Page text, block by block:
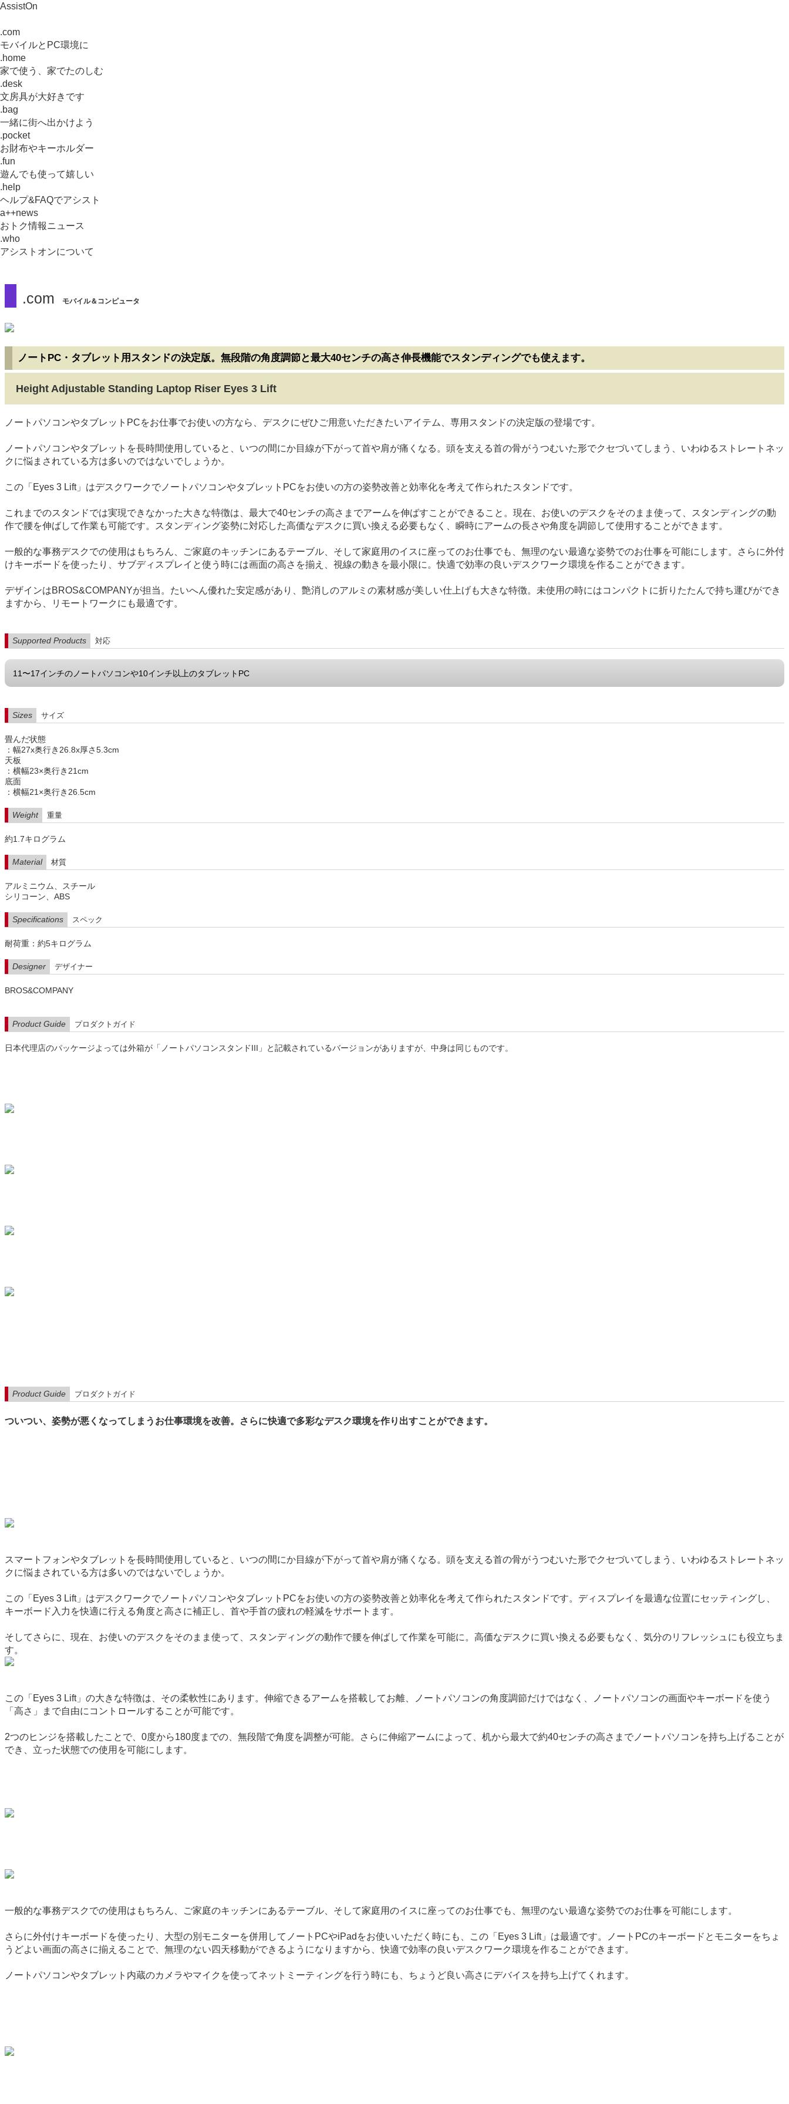
.com モバイル＆コンピュータ
ノートPC・タブレット用スタンドの決定版。無段階の角度調節と最大40センチの高さ伸長機能でスタンディングでも使えます。
Height Adjustable Standing Laptop Riser Eyes 3 Lift
ノートパソコンやタブレットPCをお仕事でお使いの方なら、デスクにぜひご用意いただきたいアイテム、専用スタンドの決定版の登場です。
ノートパソコンやタブレットを長時間使用していると、いつの間にか目線が下がって首や肩が痛くなる。頭を支える首の骨がうつむいた形でクセづいてしまう、いわゆるストレートネッ
クに悩まされている方は多いのではないでしょうか。
この「Eyes 3 Lift」はデスクワークでノートパソコンやタブレットPCをお使いの方の姿勢改善と効率化を考えて作られたスタンドです。
これまでのスタンドでは実現できなかった大きな特徴は、最大で40センチの高さまでアームを伸ばすことができること。現在、お使いのデスクをそのまま使って、スタンディングの動
作で腰を伸ばして作業も可能です。スタンディング姿勢に対応した高価なデスクに買い換える必要もなく、瞬時にアームの長さや角度を調節して使用することができます。
一般的な事務デスクでの使用はもちろん、ご家庭のキッチンにあるテーブル、そして家庭用のイスに座ってのお仕事でも、無理のない最適な姿勢でのお仕事を可能にします。さらに外付
けキーボードを使ったり、サブディスプレイと使う時には画面の高さを揃え、視線の動きを最小限に。快適で効率の良いデスクワーク環境を作ることができます。
デザインはBROS&COMPANYが担当。たいへん優れた安定感があり、艶消しのアルミの素材感が美しい仕上げも大きな特徴。未使用の時にはコンパクトに折りたたんで持ち運びができ
ますから、リモートワークにも最適です。
Supported Products 対応
11〜17インチのノートパソコンや10インチ以上のタブレットPC
Sizes サイズ
畳んだ状態
：幅27x奥行き26.8x厚さ5.3cm
天板
：横幅23×奥行き21cm
底面
：横幅21×奥行き26.5cm
Weight 重量
約1.7キログラム
Material 材質
アルミニウム、スチール
シリコーン、ABS
Specifications スペック
耐荷重：約5キログラム
Designer デザイナー
BROS&COMPANY
Product Guide プロダクトガイド
日本代理店のパッケージよっては外箱が「ノートパソコンスタンドIII」と記載されているバージョンがありますが、中身は同じものです。
Product Guide プロダクトガイド
ついつい、姿勢が悪くなってしまうお仕事環境を改善。さらに快適で多彩なデスク環境を作り出すことができます。
スマートフォンやタブレットを長時間使用していると、いつの間にか目線が下がって首や肩が痛くなる。頭を支える首の骨がうつむいた形でクセづいてしまう、いわゆるストレートネッ
クに悩まされている方は多いのではないでしょうか。
この「Eyes 3 Lift」はデスクワークでノートパソコンやタブレットPCをお使いの方の姿勢改善と効率化を考えて作られたスタンドです。ディスプレイを最適な位置にセッティングし、
キーボード入力を快適に行える角度と高さに補正し、首や手首の疲れの軽減をサポートます。
そしてさらに、現在、お使いのデスクをそのまま使って、スタンディングの動作で腰を伸ばして作業を可能に。高価なデスクに買い換える必要もなく、気分のリフレッシュにも役立ちま
す。
この「Eyes 3 Lift」の大きな特徴は、その柔軟性にあります。伸縮できるアームを搭載してお離、ノートパソコンの角度調節だけではなく、ノートパソコンの画面やキーボードを使う
「高さ」まで自由にコントロールすることが可能です。
2つのヒンジを搭載したことで、0度から180度までの、無段階で角度を調整が可能。さらに伸縮アームによって、机から最大で約40センチの高さまでノートパソコンを持ち上げることが
でき、立った状態での使用を可能にします。
一般的な事務デスクでの使用はもちろん、ご家庭のキッチンにあるテーブル、そして家庭用のイスに座ってのお仕事でも、無理のない最適な姿勢でのお仕事を可能にします。
さらに外付けキーボードを使ったり、大型の別モニターを併用してノートPCやiPadをお使いいただく時にも、この「Eyes 3 Lift」は最適です。ノートPCのキーボードとモニターをちょ
うどよい画面の高さに揃えることで、無理のない四天移動ができるようになりますから、快適で効率の良いデスクワーク環境を作ることができます。
ノートパソコンやタブレット内蔵のカメラやマイクを使ってネットミーティングを行う時にも、ちょうど良い高さにデバイスを持ち上げてくれます。
AssistOn
.com
モバイルとPC環境に
.home
家で使う、家でたのしむ
.desk
文房具が大好きです
.bag
一緒に街へ出かけよう
.pocket
お財布やキーホルダー
.fun
遊んでも使って嬉しい
.help
ヘルプ&FAQでアシスト
a++news
おトク情報ニュース
.who
アシストオンについて